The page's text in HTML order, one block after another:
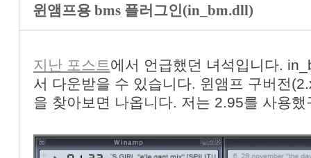
윈앰프용 bms 플러그인(in_bm.dll)
지난 포스트에서 언급했던 녀석입니다.
서 다운받을 수 있습니다. 윈앰프 구버전
을 찾아보면 나옵니다. 저는 2.95를 사용했